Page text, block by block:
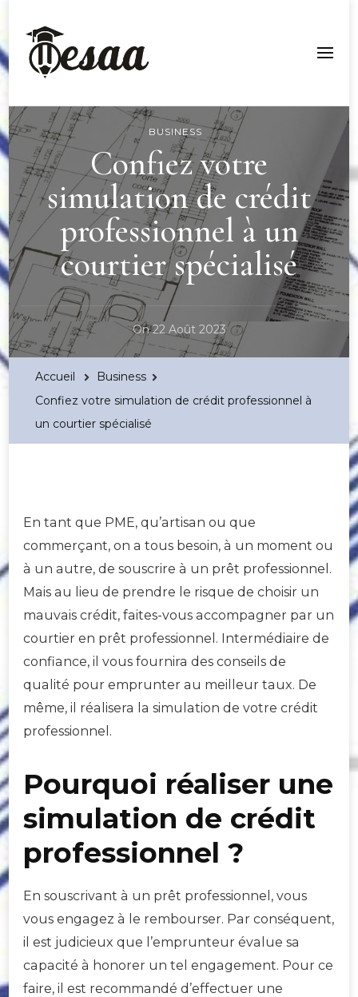
Esaa Aquitaine
BUSINESS
Confiez votre
simulation de crédit
professionnel à un
courtier spécialisé
On22 Août 2023
Accueil
Business
Confiez votre simulation de crédit professionnel à
un courtier spécialisé
En tant que PME, qu’artisan ou que
commerçant, on a tous besoin, à un moment ou
à un autre, de souscrire à un prêt professionnel.
Mais au lieu de prendre le risque de choisir un
mauvais crédit, faites-vous accompagner par un
courtier en prêt professionnel. Intermédiaire de
confiance, il vous fournira des conseils de
qualité pour emprunter au meilleur taux. De
même, il réalisera la simulation de votre crédit
professionnel.
Pourquoi réaliser une
simulation de crédit
professionnel ?
En souscrivant à un prêt professionnel, vous
vous engagez à le rembourser. Par conséquent,
il est judicieux que l’emprunteur évalue sa
capacité à honorer un tel engagement. Pour ce
faire, il est recommandé d’effectuer une